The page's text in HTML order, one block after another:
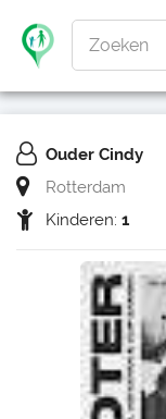
Zoeken
Ouder Cindy
Rotterdam
Kinderen: 1